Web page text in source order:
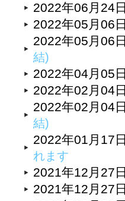
2022年06月24日
2022年05月06日
2022年05月06日
結)
2022年04月05日
2022年02月04日
2022年02月04日
結)
2022年01月17日
れます
2021年12月27日
2021年12月27日